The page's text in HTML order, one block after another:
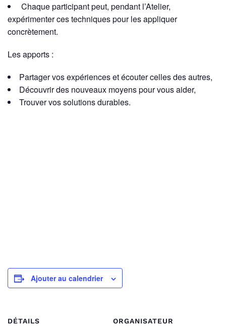
Chaque participant peut, pendant l’Atelier,
expérimenter ces techniques pour les appliquer
concrètement.
Les apports :
Partager vos expériences et écouter celles des autres,
Découvrir des nouveaux moyens pour vous aider,
Trouver vos solutions durables.
Ajouter au calendrier
DÉTAILS ORGANISATEUR